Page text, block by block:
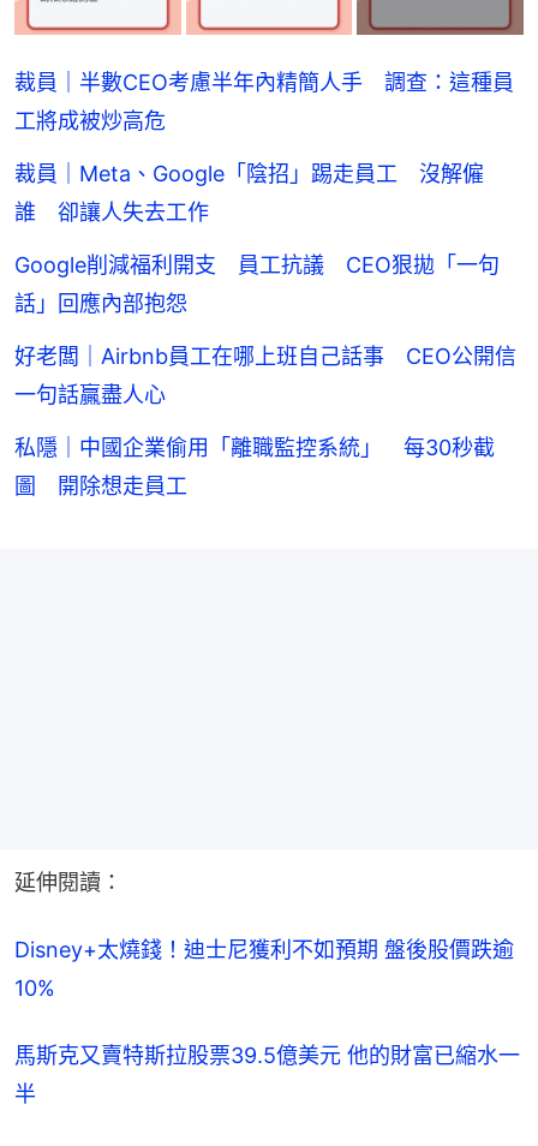
裁員｜半數CEO考慮半年內精簡人手 調查：這種員
工將成被炒高危
裁員｜Meta、Google「陰招」踢走員工 沒解僱
誰 卻讓人失去工作
Google削減福利開支 員工抗議 CEO狠拋「一句
話」回應內部抱怨
好老闆｜Airbnb員工在哪上班自己話事 CEO公開信
一句話贏盡人心
私隱｜中國企業偷用「離職監控系統」 每30秒截
圖 開除想走員工
延伸閱讀：
Disney+太燒錢！迪士尼獲利不如預期 盤後股價跌逾
10%
馬斯克又賣特斯拉股票39.5億美元 他的財富已縮水一
半